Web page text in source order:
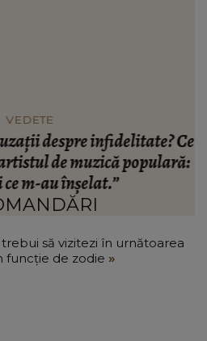
VEDETE
despre infidelitate? Ce
de muzică populară:
m-au înșelat.”
trebui să vizitezi în urnătoarea
funcție de zodie